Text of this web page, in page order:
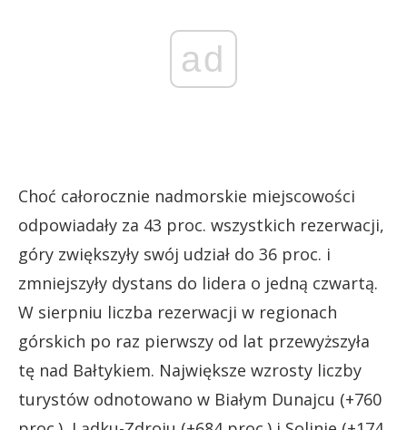
ad
Choć całorocznie nadmorskie miejscowości
odpowiadały za 43 proc. wszystkich rezerwacji,
góry zwiększyły swój udział do 36 proc. i
zmniejszyły dystans do lidera o jedną czwartą.
W sierpniu liczba rezerwacji w regionach
górskich po raz pierwszy od lat przewyższyła
tę nad Bałtykiem. Największe wzrosty liczby
turystów odnotowano w Białym Dunajcu (+760